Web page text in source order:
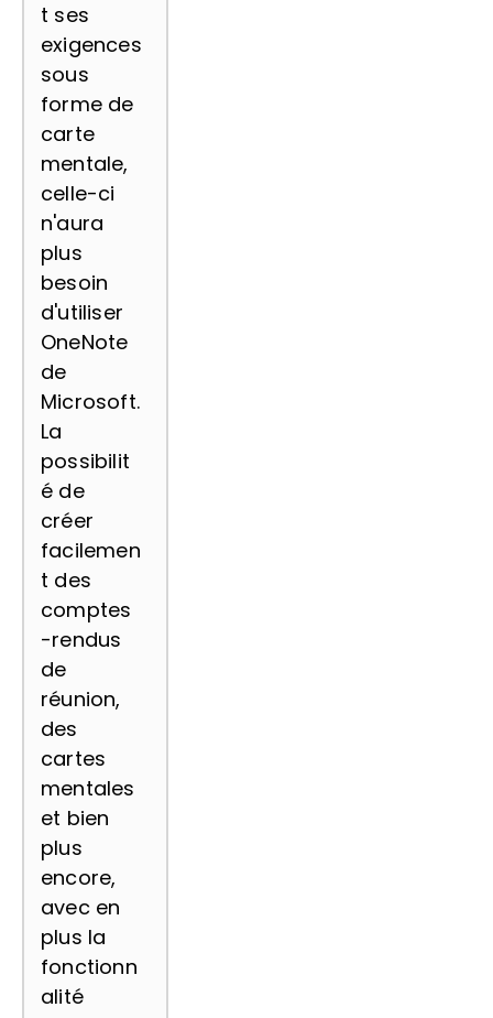
t ses
exigences
sous
forme de
carte
mentale,
celle-ci
n'aura
plus
besoin
d'utiliser
OneNote
de
Microsoft.
La
possibilit
é de
créer
facilemen
t des
comptes
-rendus
de
réunion,
des
cartes
mentales
et bien
plus
encore,
avec en
plus la
fonctionn
alité